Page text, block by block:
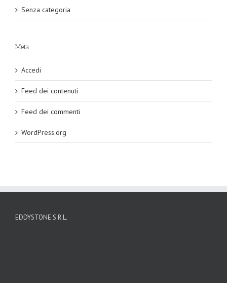
Senza categoria
Meta
Accedi
Feed dei contenuti
Feed dei commenti
WordPress.org
EDDYSTONE S.R.L.